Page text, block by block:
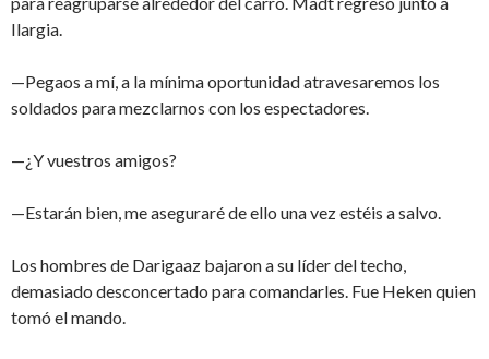
Ilargia.
—Pegaos a mí, a la mínima oportunidad atravesaremos los
soldados para mezclarnos con los espectadores.
—¿Y vuestros amigos?
—Estarán bien, me aseguraré de ello una vez estéis a salvo.
Los hombres de Darigaaz bajaron a su líder del techo,
demasiado desconcertado para comandarles. Fue Heken quien
tomó el mando.